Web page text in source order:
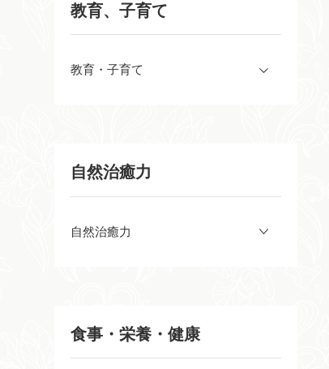
教育、子育て
教育・子育て
自然治癒力
自然治癒力
食事・栄養・健康